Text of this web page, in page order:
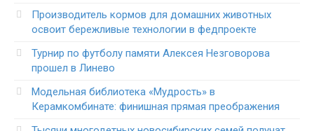
Производитель кормов для домашних животных
освоит бережливые технологии в федпроекте
Турнир по футболу памяти Алексея Незговорова
прошел в Линево
Модельная библиотека «Мудрость» в
Керамкомбинате: финишная прямая преображения